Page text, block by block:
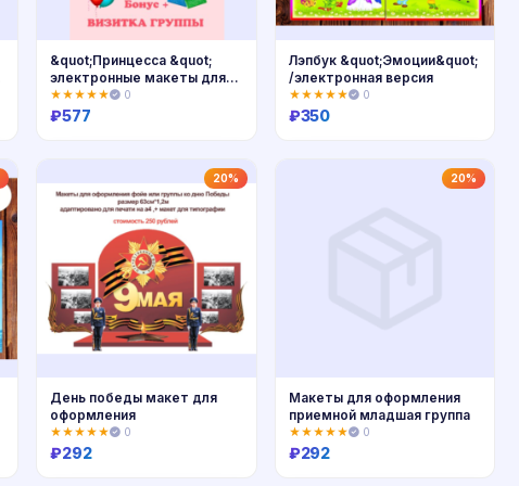
&quot;Принцесса &quot;
электронные макеты для
оформления приемной
★★★★★ 0
₽577
Лэпбук &quot;Эмоции&quot;
/электронная версия
★★★★★ 0
₽350
20%
День победы макет для
оформления
★★★★★ 0
₽292
20%
Макеты для оформления
приемной младшая группа
★★★★★ 0
₽292